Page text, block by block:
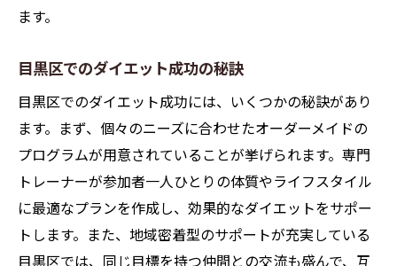
持続可能な美を追求する方法
目黒区流ダイエットと美の関係
目黒区で実践する効率的なダイエットのステッ
プ
効率的なダイエット計画の立て方
食事管理と目黒区のサポートシステム
ます。
目黒区でのダイエット成功の秘訣
目黒区でのダイエット成功には、いくつかの秘訣があり
ます。まず、個々のニーズに合わせたオーダーメイドの
プログラムが用意されていることが挙げられます。専門
トレーナーが参加者一人ひとりの体質やライフスタイル
に最適なプランを作成し、効果的なダイエットをサポー
トします。また、地域密着型のサポートが充実している
目黒区では、同じ目標を持つ仲間との交流も盛んで、互